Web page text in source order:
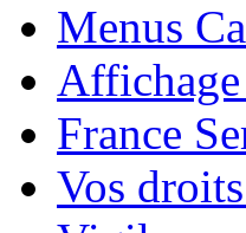
Menus
France
Vos